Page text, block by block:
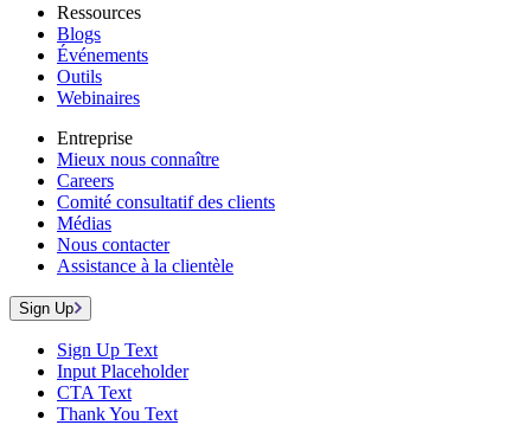
Ressources
Blogs
Événements
Outils
Webinaires
Entreprise
Mieux nous connaître
Careers
Comité consultatif des clients
Médias
Nous contacter
Assistance à la clientèle
Sign Up
Sign Up Text
Input Placeholder
CTA Text
Thank You Text